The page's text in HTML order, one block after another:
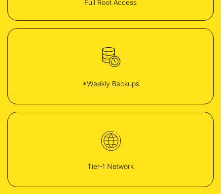
Full Root Access
*Weekly Backups
Tier-1 Network